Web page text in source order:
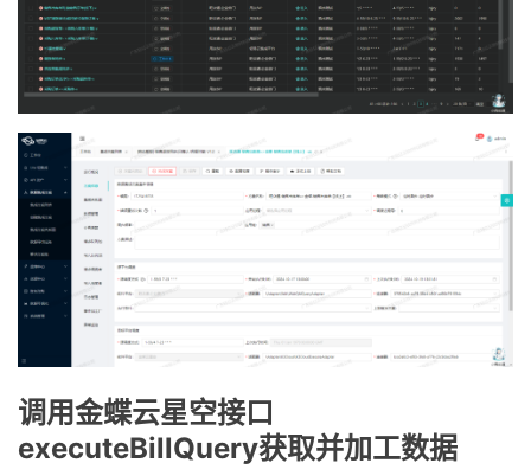
调用金蝶云星空接口
executeBillQuery获取并加工数据